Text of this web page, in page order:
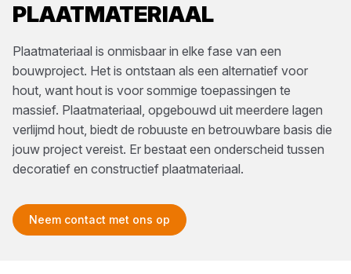
PLAATMATERIAAL
Plaatmateriaal is onmisbaar in elke fase van een
bouwproject. Het is ontstaan als een alternatief voor
hout, want hout is voor sommige toepassingen te
massief. Plaatmateriaal, opgebouwd uit meerdere lagen
verlijmd hout, biedt de robuuste en betrouwbare basis die
jouw project vereist. Er bestaat een onderscheid tussen
decoratief en constructief plaatmateriaal.
Neem contact met ons op